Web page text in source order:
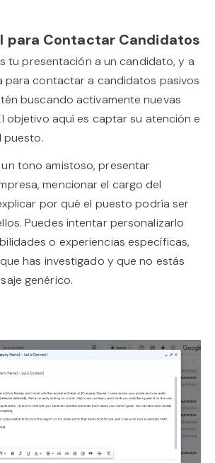
para Contactar Candidatos
tu presentación a un candidato, y a
para contactar a candidatos pasivos
buscando activamente nuevas
objetivo aquí es captar su atención e
puesto.
tono amistoso, presentar
mencionar el cargo del
por qué el puesto podría ser
Puedes intentar personalizarlo
o experiencias específicas,
has investigado y que no estás
genérico.